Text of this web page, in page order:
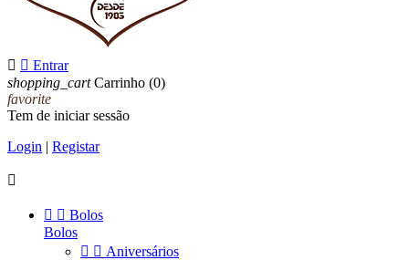
  Entrar
shopping_cart Carrinho (0)
favorite
Tem de iniciar sessão
Login | Registar

  Bolos
Bolos
  Aniversários